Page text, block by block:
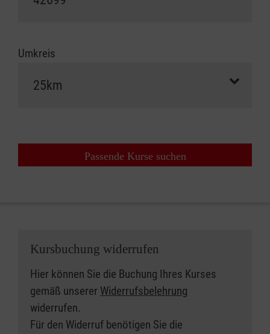
Umkreis
Passende Kurse suchen
Kursbuchung widerrufen
Hier können Sie die Buchung Ihres Kurses
gemäß unserer Widerrufsbelehrung
widerrufen.
Für den Widerruf benötigen Sie die